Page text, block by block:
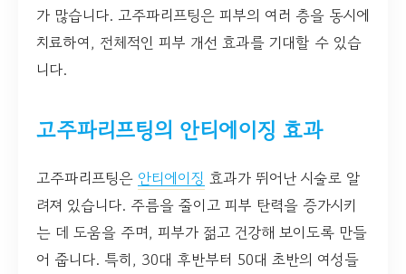
가 많습니다. 고주파리프팅은 피부의 여러 층을 동시에
치료하여, 전체적인 피부 개선 효과를 기대할 수 있습
니다.
고주파리프팅의 안티에이징 효과
고주파리프팅은 안티에이징 효과가 뛰어난 시술로 알
려져 있습니다. 주름을 줄이고 피부 탄력을 증가시키
는 데 도움을 주며, 피부가 젊고 건강해 보이도록 만들
어 줍니다. 특히, 30대 후반부터 50대 초반의 여성들